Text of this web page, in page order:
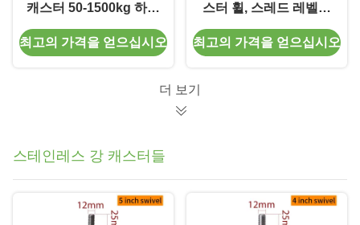
캐스터 50-1500kg 하중
탄소강 베이스
최고의 가격을 얻으십시오
스터 휠, 스레드 레벨링
캐스터 휠 GD 시리즈
GDS
최고의 가격을 얻으십시오
더 보기
스테인레스 강 캐스터들